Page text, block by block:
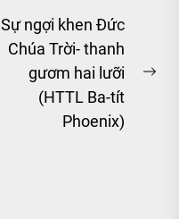
Sự ngợi khen Đức
Chúa Trời- thanh
gươm hai lưỡi
(HTTL Ba-tít
Phoenix)